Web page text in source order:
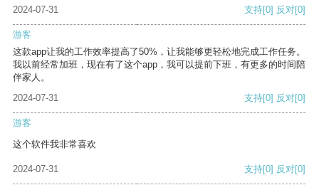
2024-07-31 支持[0] 反对[0]
游客
这款app让我的工作效率提高了50%，让我能够更轻松地完成工作任务。
我以前经常加班，现在有了这个app，我可以提前下班，有更多的时间陪
伴家人。
2024-07-31
支持[0] 反对[0]
游客
这个软件我非常喜欢
2024-07-31 支持[0] 反对[0]